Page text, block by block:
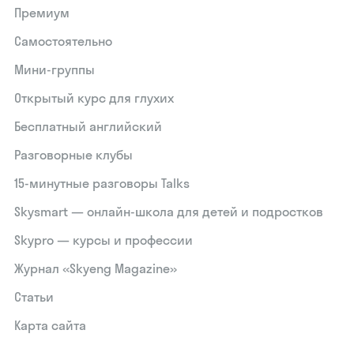
Премиум
Самостоятельно
Мини-группы
Открытый курс для глухих
Бесплатный английский
Разговорные клубы
15‑минутные разговоры Talks
Skysmart — онлайн-школа для детей и подростков
Skypro — курсы и профессии
Журнал «Skyeng Magazine»
Статьи
Карта сайта